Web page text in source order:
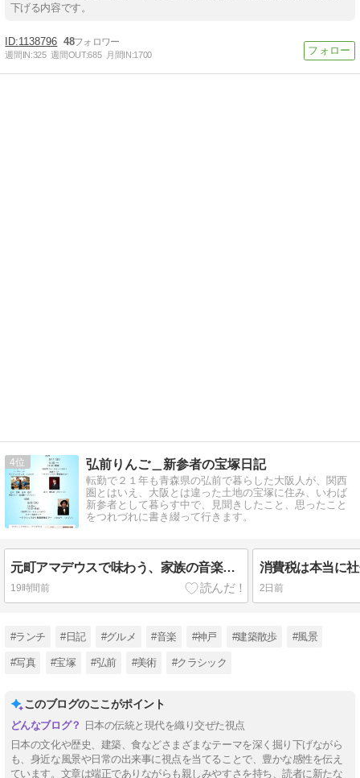
下げる内容です。
1138796 48
週間IN:325 週間OUT:685 月間IN:1700
4 弘前りんご＿新参者の宝塚日記
転勤で２１年も青森県の弘前で暮らした大阪人が、関西
圏とはいえ、大阪とは違った土地の宝塚に住み、いわば
新参者として暮らす中で、見聞きしたこと、思ったこと
をつれづれに書き綴って行きます。
元町アマデウスで味わう、家族の音楽時間
19時間前
消費税は本当に
2日前
#ランチ #日記 #グルメ #音楽 #神戸 #建築散歩 #風景
#写真 #宝塚 #弘前 #美術 #クラシック
このブログのここがポイント
日本の伝統と現代を織り交ぜた視点
日本の文化や歴史、建築、食などさまざまなテーマを深く掘り下げながら
も、身近な風景や日常の出来事に視点を当てることで、豊かな感性を伝え
ています。文章は端正でありながらも親しみやすさを持ち、読者に新たな